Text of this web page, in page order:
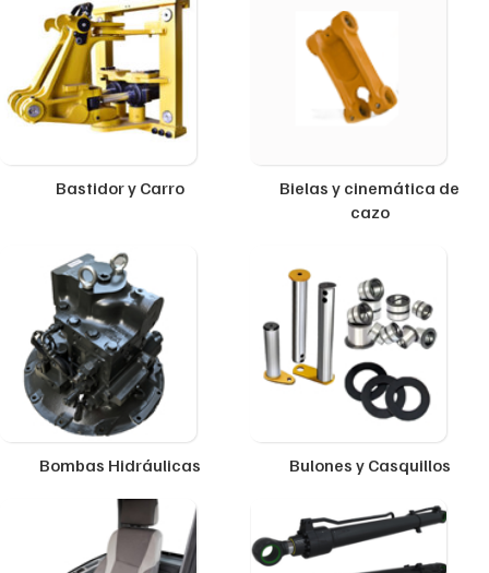
Bastidor y Carro
Bielas y cinemática de
cazo
Bombas Hidráulicas Bulones y Casquillos